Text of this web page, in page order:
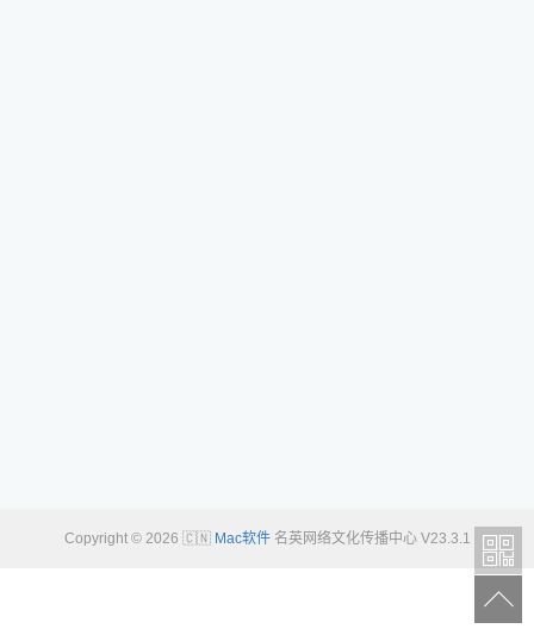
Copyright © 2026 🇨🇳 Mac软件名英网络文化传播中心 V23.3.1